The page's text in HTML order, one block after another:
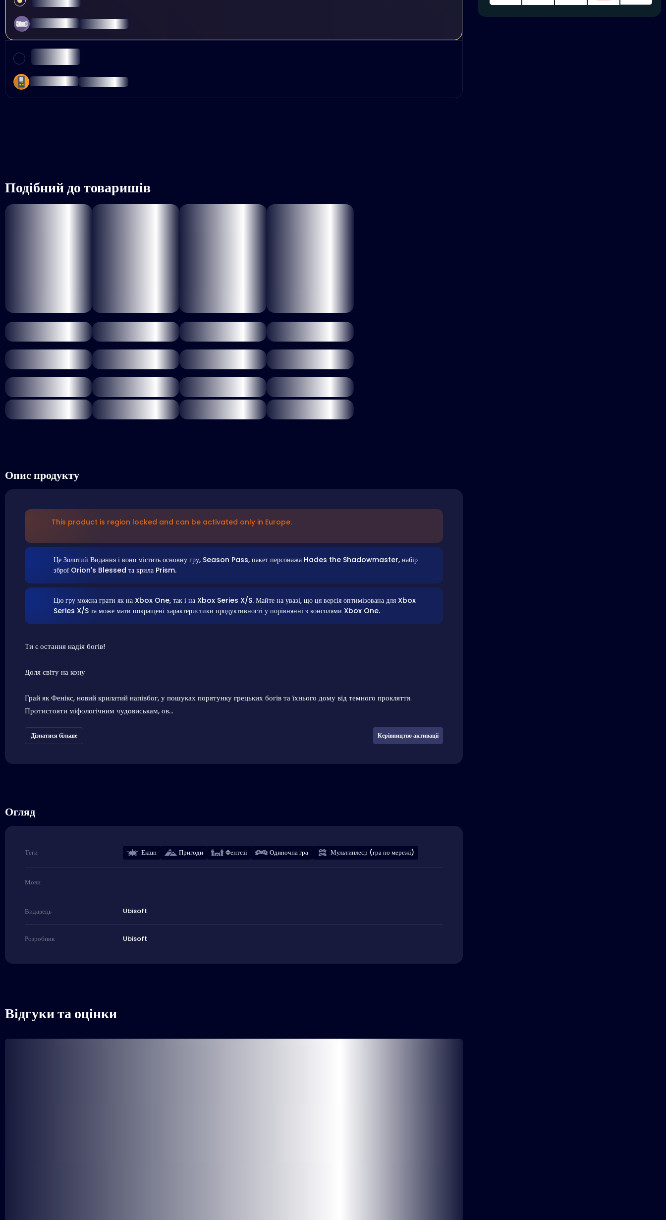
Подібний до товаришів
Опис продукту
This product is region locked and can be activated only in Europe.
Це Золотий Видання і воно містить основну гру, Season Pass, пакет персонажа Hades the Shadowmaster, набір
зброї Orion's Blessed та крила Prism.
Цю гру можна грати як на Xbox One, так і на Xbox Series X/S. Майте на увазі, що ця версія оптимізована для Xbox
Series X/S та може мати покращені характеристики продуктивності у порівнянні з консолями Xbox One.
Ти є остання надія богів!
Доля світу на кону
Грай як Фенікс, новий крилатий напівбог, у пошуках порятунку грецьких богів та їхнього дому від темного прокляття.
Протистояти міфологічним чудовиськам, ов...
Дізнатися більше Керівництво активації
Огляд
Теги Екшн Пригоди Фентезі Одиночна гра Мультиплеєр (гра по мережі)
Мови
Видавець Ubisoft
Розробник Ubisoft
Відгуки та оцінки